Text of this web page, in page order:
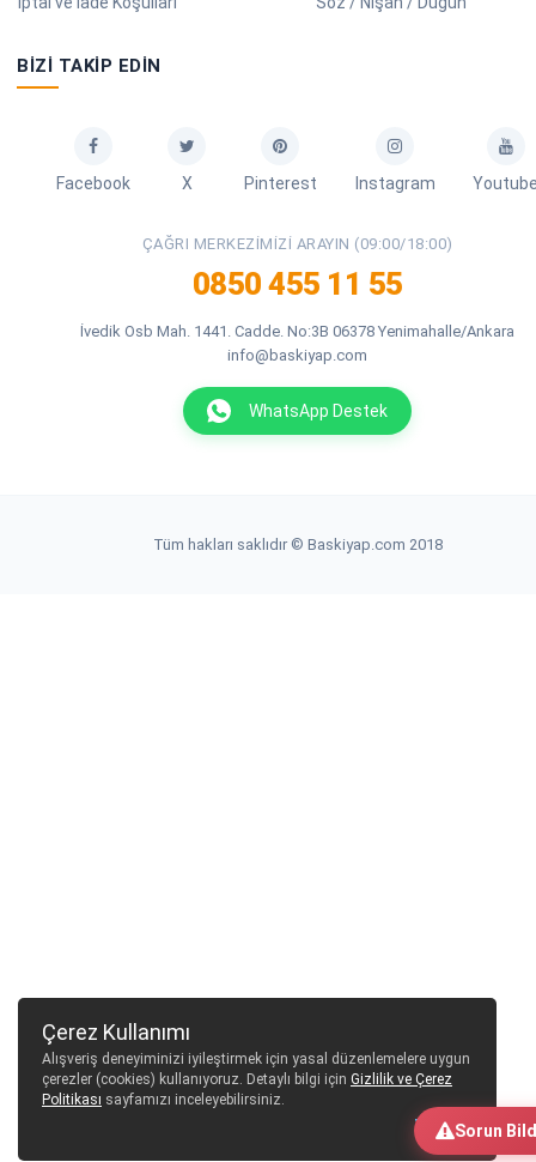
BIZI TAKIP EDIN
Facebook X Pinterest Instagram
ÇAĞRI MERKEZIMIZI ARAYIN (09:00/18:00)
0850 455 11 55
İvedik Osb Mah. 1441. Cadde. No:3B 06378 Yenimahalle/Ankara
info@baskiyap.com
WhatsApp Destek
Tüm hakları saklıdır © Baskiyap.com 2018
Sorun
Çerez Kullanımı
Alışveriş deneyiminizi iyileştirmek için yasal düzenlemelere uygun
çerezler (cookies) kullanıyoruz. Detaylı bilgi için Gizlilik ve Çerez
Politikası sayfamızı inceleyebilirsiniz.
Tamam